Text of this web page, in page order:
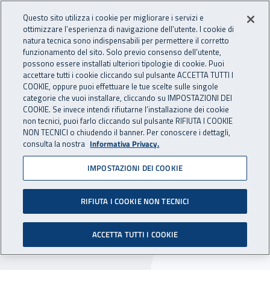
INAIL - Istituto Nazionale
RICERCA E
INNOVAZIONE
TECNOLOGICA
Apri cerca
Navigazione principale
Navigazione - Ti trovi in:
Home Ricerca e Innovazione tecnologica A chi è rivolta Scuole
Scuole
Inail collabora con il mondo della scuola
realizzando progetti formativi e materiali
innovativi e coinvolgenti per diffondere tra le
nuove generazioni la cultura della salute e della
sicurezza sul lavoro.
Questo sito utilizza i cookie per migliorare i servizi e
ottimizzare l’esperienza di navigazione dell’utente. I cookie di
natura tecnica sono indispensabili per permettere il corretto
funzionamento del sito. Solo previo consenso dell’utente,
possono essere installati ulteriori tipologie di cookie. Puoi
accettare tutti i cookie cliccando sul pulsante ACCETTA TUTTI I
COOKIE, oppure puoi effettuare le tue scelte sulle singole
categorie che vuoi installare, cliccando su IMPOSTAZIONI DEI
COOKIE. Se invece intendi rifiutarne l’installazione dei cookie
non tecnici, puoi farlo cliccando sul pulsante RIFIUTA I COOKIE
NON TECNICI o chiudendo il banner. Per conoscere i dettagli,
consulta la nostra Informativa Privacy.
IMPOSTAZIONI DEI COOKIE
RIFIUTA I COOKIE NON TECNICI
ACCETTA TUTTI I COOKIE